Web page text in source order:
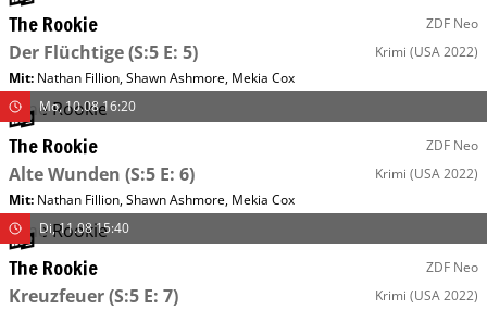
The Rookie ZDF Neo
Der Flüchtige(S:5 E: 5) Krimi (USA 2022)
Mit: Nathan Fillion,Shawn Ashmore, Mekia Cox
Mo, 10.08 16:20
The Rookie ZDF Neo
Alte Wunden (S:5 E: 6) Krimi (USA 2022)
Mit: Nathan Fillion,Shawn Ashmore, Mekia Cox
Di, 11.08 15:40
The Rookie ZDF Neo
Kreuzfeuer(S:5 E: 7) Krimi (USA 2022)